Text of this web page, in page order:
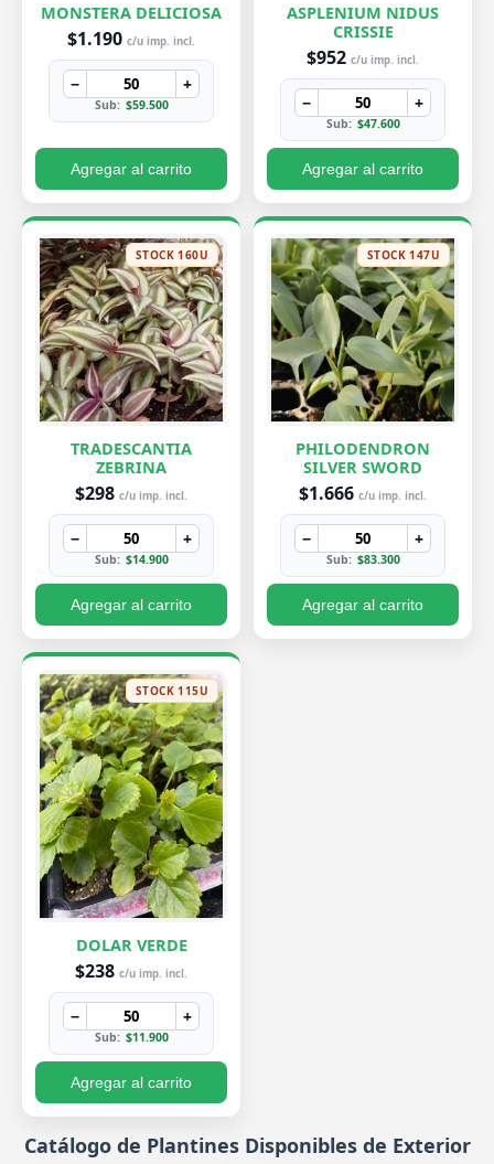
MONSTERA DELICIOSA
$1.190 c/u imp. incl.
− +
Sub: $59.500
Agregar al carrito
ASPLENIUM NIDUS
CRISSIE
$952 c/u imp. incl.
− +
Sub: $47.600
Agregar al carrito
STOCK 160U
TRADESCANTIA
ZEBRINA
$298 c/u imp. incl.
− +
Sub: $14.900
Agregar al carrito
STOCK 147U
PHILODENDRON
SILVER SWORD
$1.666 c/u imp. incl.
− +
Sub: $83.300
Agregar al carrito
STOCK 115U
DOLAR VERDE
$238 c/u imp. incl.
− +
Sub: $11.900
Agregar al carrito
Catálogo de Plantines Disponibles de Exterior